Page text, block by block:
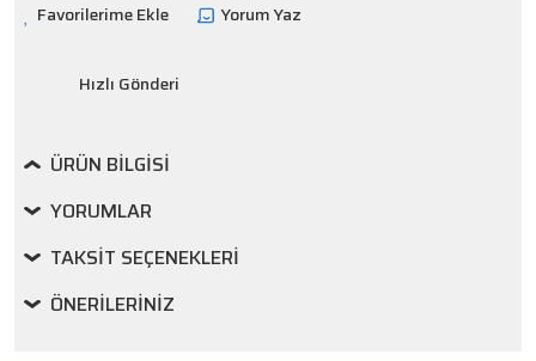
Yorum Yaz
Hızlı Gönderi
ÜRÜN BILGISI
YORUMLAR
TAKSIT SEÇENEKLERI
ÖNERILERINIZ